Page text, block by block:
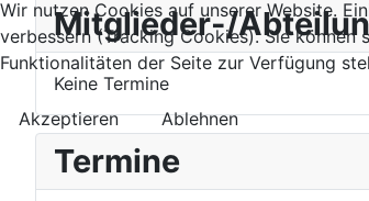
Mitglieder-/
Keine Termine
Termine
Wir nutzen Cookies auf unserer Website.
verbessern (Tracking Cookies). Sie
Funktionalitäten der Seite zur Verfügung
Akzeptieren
Ablehnen